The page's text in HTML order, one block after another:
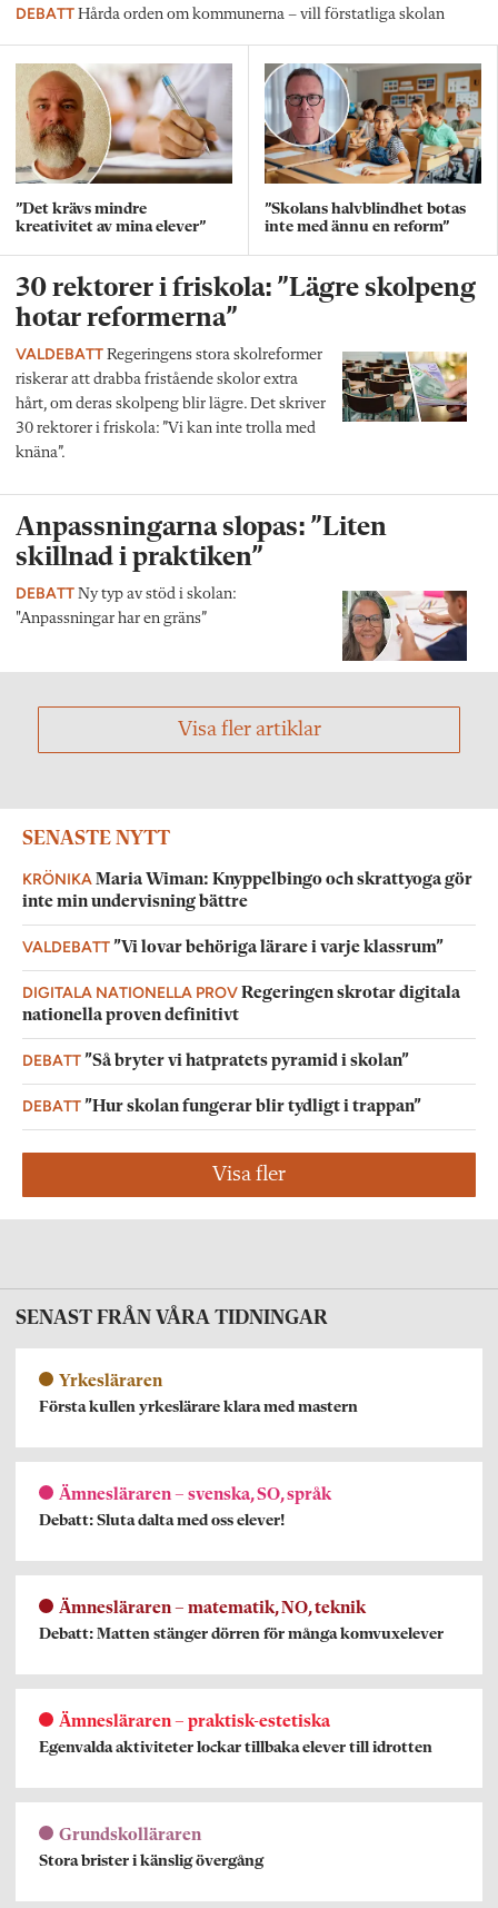
DEBATT Hårda orden om kommunerna – vill förstatliga skolan
”Det krävs mindre
kreativitet av mina elever”
”Skolans halvblindhet botas
inte med ännu en reform”
30 rektorer i friskola: ”Lägre skolpeng
hotar reformerna”
VALDEBATT Regeringens stora skolreformer
riskerar att drabba fristående skolor extra
hårt, om deras skolpeng blir lägre. Det skriver
30 rektorer i friskola: ”Vi kan inte trolla med
knäna”.
Anpassningarna slopas: ”Liten
skillnad i praktiken”
DEBATT Ny typ av stöd i skolan:
"Anpassningar har en gräns”
Visa fler artiklar
SENASTE NYTT
KRÖNIKA Maria Wiman: Knyppelbingo och skrattyoga gör
inte min undervisning bättre
VALDEBATT”Vi lovar behöriga lärare i varje klassrum”
DIGITALA NATIONELLA PROVRegeringen skrotar digitala
nationella proven definitivt
DEBATT”Så bryter vi hatpratets pyramid i skolan”
DEBATT”Hur skolan fungerar blir tydligt i trappan”
Visa fler
SENAST FRÅN VÅRA TIDNINGAR
Yrkesläraren
Första kullen yrkeslärare klara med mastern
Ämnesläraren – svenska, SO, språk
Debatt: Sluta dalta med oss elever!
Ämnesläraren – matematik, NO, teknik
Debatt: Matten stänger dörren för många komvuxelever
Ämnesläraren – praktisk-estetiska
Egenvalda aktiviteter lockar tillbaka elever till idrotten
Grundskolläraren
Stora brister i känslig övergång